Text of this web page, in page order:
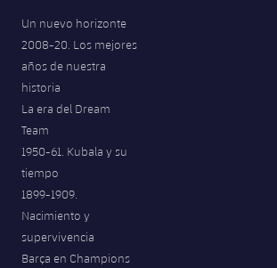
Un nuevo horizonte
2008-20. Los mejores
años de nuestra
historia
La era del Dream
Team
1950-61. Kubala y su
tiempo
1899-1909.
Nacimiento y
supervivencia
Barça en Champions